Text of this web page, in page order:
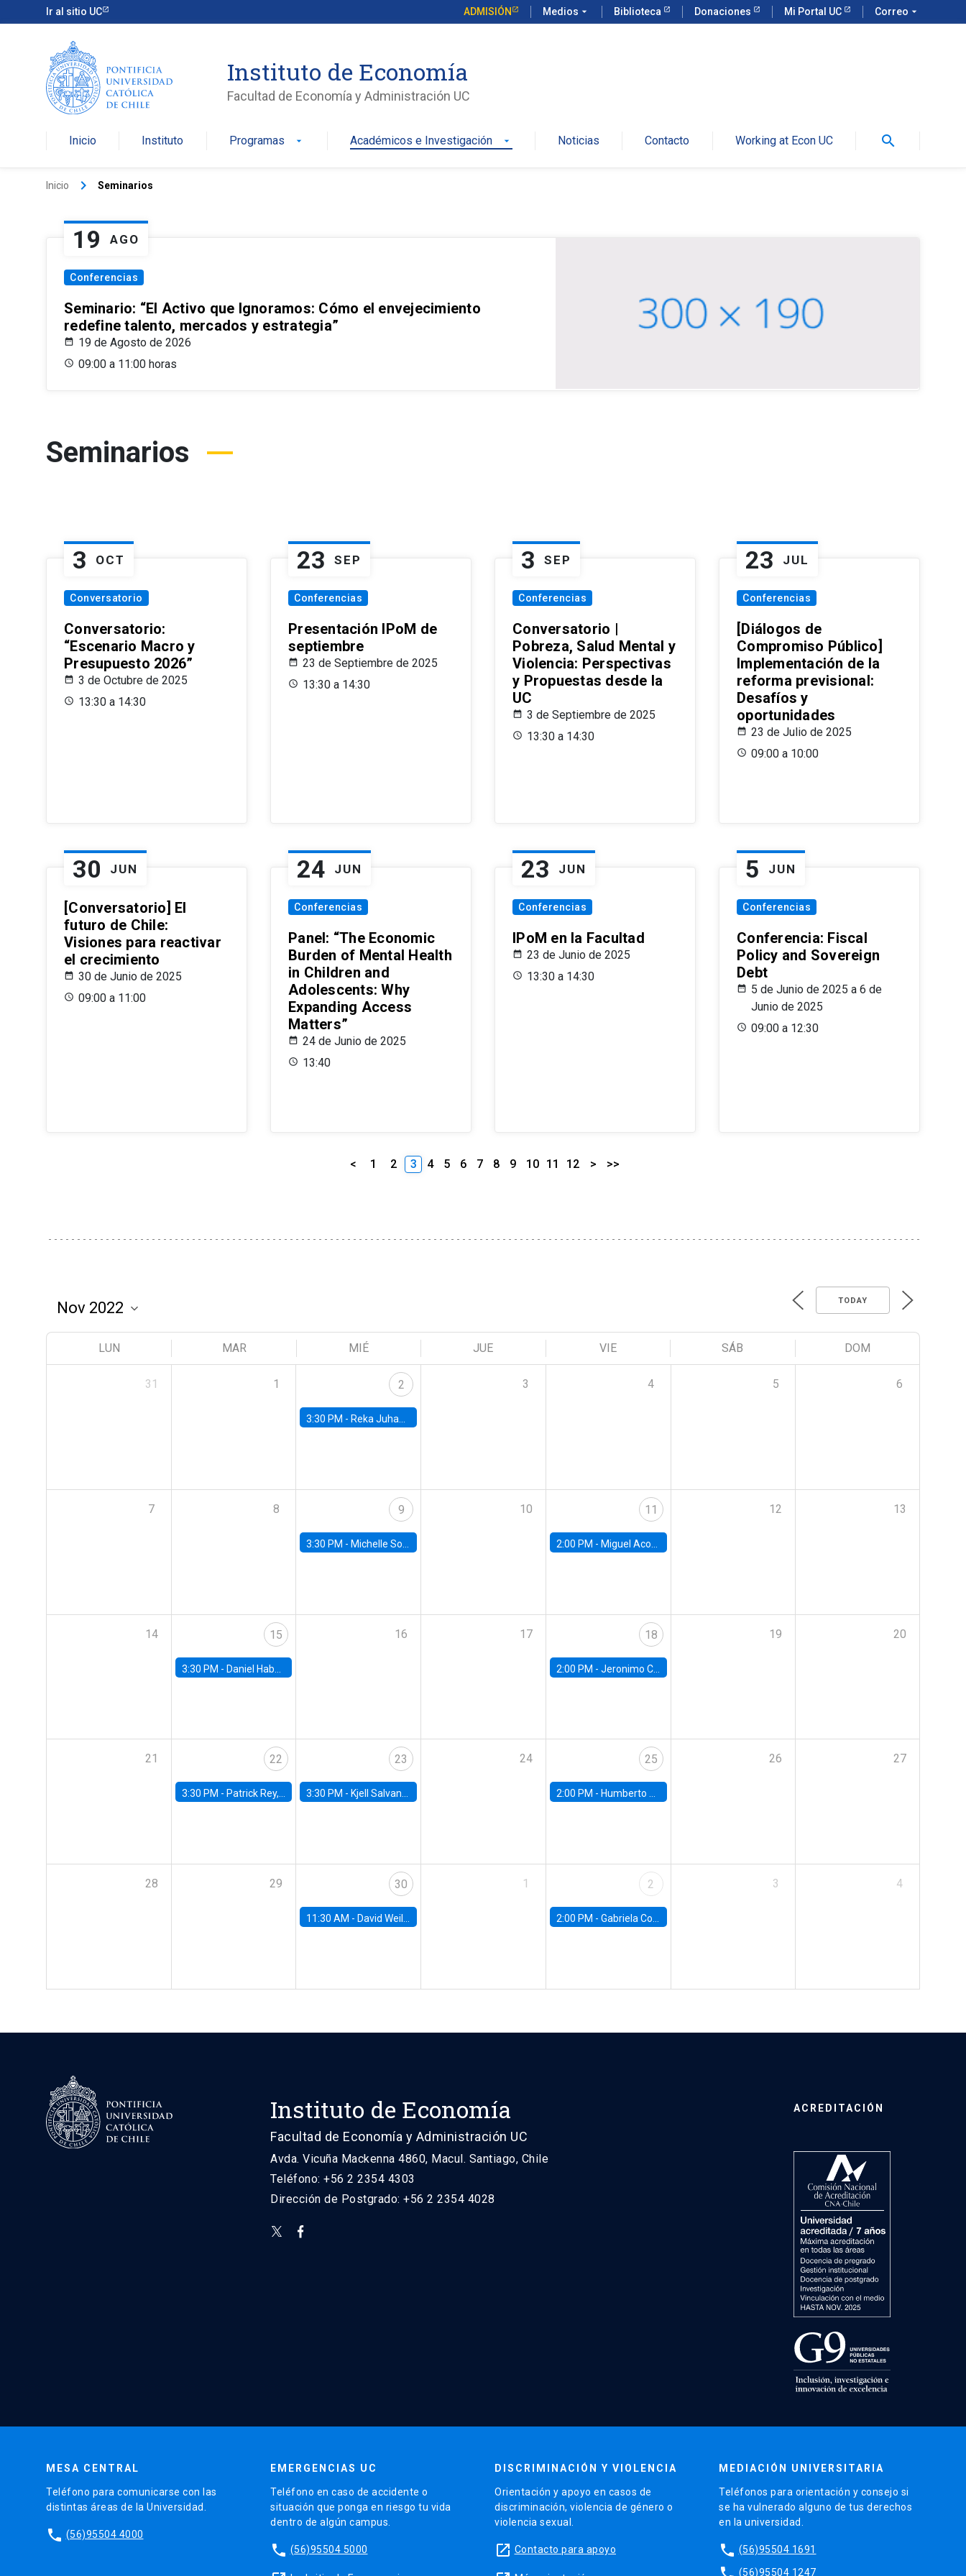
Ir al sitio UC ADMISIÓN Medios arrow_drop_down Biblioteca Donaciones Mi Portal UC Correo arrow_drop_down
Instituto de Economía
Facultad de Economía y Administración UC
Inicio Instituto Programas arrow_drop_down Académicos e Investigación arrow_drop_down Noticias Contacto Working at Econ UC search
Inicio keyboard_arrow_right Seminarios
19 AGO
Conferencias
Seminario: “El Activo que Ignoramos: Cómo el envejecimiento
redefine talento, mercados y estrategia”
19 de Agosto de 2026
09:00 a 11:00 horas
Seminarios
3 OCT
Conversatorio
Conversatorio:
“Escenario Macro y
Presupuesto 2026”
3 de Octubre de 2025
13:30 a 14:30
23 SEP
Conferencias
Presentación IPoM de
septiembre
23 de Septiembre de 2025
13:30 a 14:30
3 SEP
Conferencias
Conversatorio |
Pobreza, Salud Mental y
Violencia: Perspectivas
y Propuestas desde la
UC
3 de Septiembre de 2025
13:30 a 14:30
23 JUL
Conferencias
[Diálogos de
Compromiso Público]
Implementación de la
reforma previsional:
Desafíos y
oportunidades
23 de Julio de 2025
09:00 a 10:00
30 JUN
[Conversatorio] El
futuro de Chile:
Visiones para reactivar
el crecimiento
30 de Junio de 2025
09:00 a 11:00
24 JUN
Conferencias
Panel: “The Economic
Burden of Mental Health
in Children and
Adolescents: Why
Expanding Access
Matters”
24 de Junio de 2025
13:40
23 JUN
Conferencias
IPoM en la Facultad
23 de Junio de 2025
13:30 a 14:30
5 JUN
Conferencias
Conferencia: Fiscal
Policy and Sovereign
Debt
5 de Junio de 2025 a 6 de
Junio de 2025
09:00 a 12:30
< 1 2 3 4 5 6 7 8 9 10 11 12 > >>
TODAY
LUN MAR MIÉ JUE VIE SÁB DOM
31 1 2
3:30 PM - Reka Juhazs, University of British Columbia
3 4 5 6
7 8 9
3:30 PM - Michelle Sovinsky, Manheimm University
10 11
2:00 PM - Miguel Acosta, Banco Central de Chile
12 13
14 15
3:30 PM - Daniel Habermacher, Universidad de los Andes
16 17 18
2:00 PM - Jeronimo Carballo, University of Colorado
19 20
21 22
3:30 PM - Patrick Rey, University of Toulouse
23
3:30 PM - Kjell Salvanes, Norwegian School of Economics
24 25
2:00 PM - Humberto Martinez, Universidad de Chile
26 27
28 29 30
11:30 AM - David Weil, Brown University
1 2
2:00 PM - Gabriela Contreras, Banco Central de Chile y UC
3 4
Instituto de Economía
Facultad de Economía y Administración UC
Avda. Vicuña Mackenna 4860, Macul. Santiago, Chile
Teléfono: +56 2 2354 4303
Dirección de Postgrado: +56 2 2354 4028
ACREDITACIÓN
MESA CENTRAL
Teléfono para comunicarse con las
distintas áreas de la Universidad.
phone (56)95504 4000
EMERGENCIAS UC
Teléfono en caso de accidente o
situación que ponga en riesgo tu vida
dentro de algún campus.
phone (56)95504 5000
DISCRIMINACIÓN Y VIOLENCIA
Orientación y apoyo en casos de
discriminación, violencia de género o
violencia sexual.
launch Contacto para apoyo
MEDIACIÓN UNIVERSITARIA
Teléfonos para orientación y consejo si
se ha vulnerado alguno de tus derechos
en la universidad.
phone (56)95504 1691
(56)95504 1247